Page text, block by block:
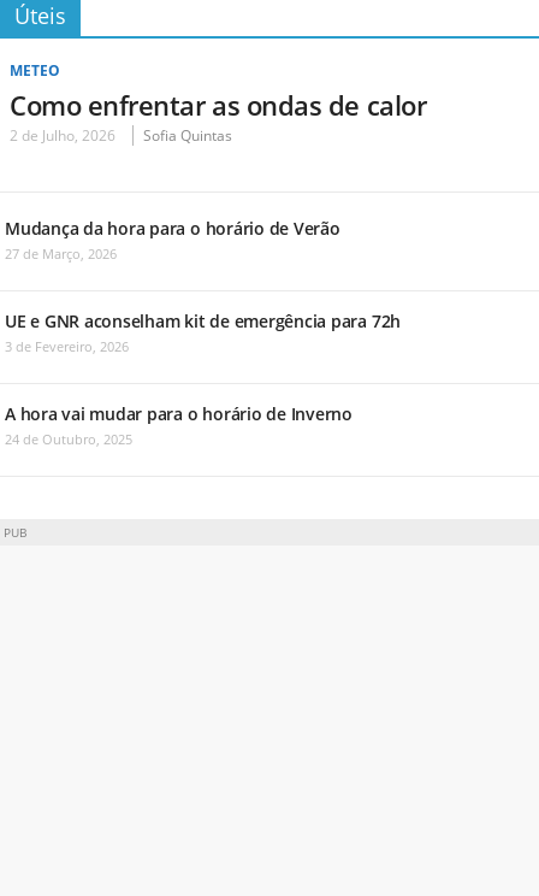
Úteis
METEO
Como enfrentar as ondas de calor
2 de Julho, 2026 Sofia Quintas
Mudança da hora para o horário de Verão
27 de Março, 2026
UE e GNR aconselham kit de emergência para 72h
3 de Fevereiro, 2026
A hora vai mudar para o horário de Inverno
24 de Outubro, 2025
PUB